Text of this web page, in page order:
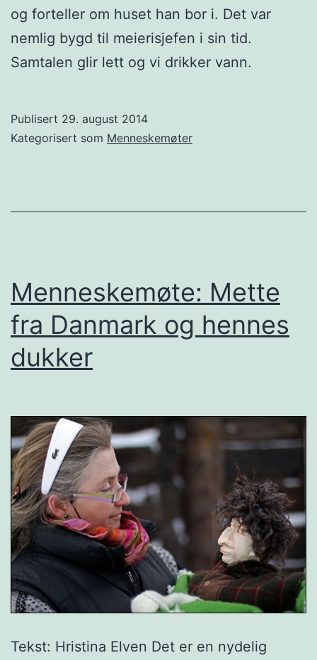
og forteller om huset han bor i. Det var
nemlig bygd til meierisjefen i sin tid.
Samtalen glir lett og vi drikker vann.
Publisert 29. august 2014
Kategorisert som Menneskemøter
Menneskemøte: Mette
fra Danmark og hennes
dukker
Tekst: Hristina Elven Det er en nydelig